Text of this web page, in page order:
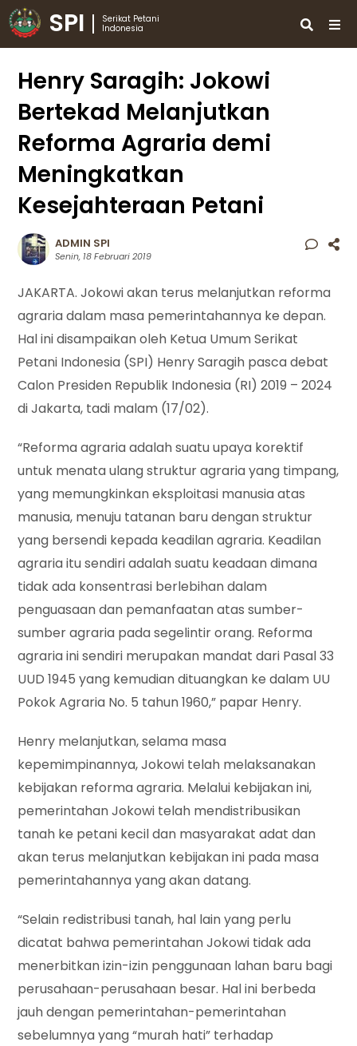
SPI
Serikat Petani
Indonesia
Henry Saragih: Jokowi
Bertekad Melanjutkan
Reforma Agraria demi
Meningkatkan
Kesejahteraan Petani
ADMIN SPI
Senin, 18 Februari 2019
JAKARTA. Jokowi akan terus melanjutkan reforma
agraria dalam masa pemerintahannya ke depan.
Hal ini disampaikan oleh Ketua Umum Serikat
Petani Indonesia (SPI) Henry Saragih pasca debat
Calon Presiden Republik Indonesia (RI) 2019 – 2024
di Jakarta, tadi malam (17/02).
“Reforma agraria adalah suatu upaya korektif
untuk menata ulang struktur agraria yang timpang,
yang memungkinkan eksploitasi manusia atas
manusia, menuju tatanan baru dengan struktur
yang bersendi kepada keadilan agraria. Keadilan
agraria itu sendiri adalah suatu keadaan dimana
tidak ada konsentrasi berlebihan dalam
penguasaan dan pemanfaatan atas sumber-
sumber agraria pada segelintir orang. Reforma
agraria ini sendiri merupakan mandat dari Pasal 33
UUD 1945 yang kemudian dituangkan ke dalam UU
Pokok Agraria No. 5 tahun 1960,” papar Henry.
Henry melanjutkan, selama masa
kepemimpinannya, Jokowi telah melaksanakan
kebijakan reforma agraria. Melalui kebijakan ini,
pemerintahan Jokowi telah mendistribusikan
tanah ke petani kecil dan masyarakat adat dan
akan terus melanjutkan kebijakan ini pada masa
pemerintahannya yang akan datang.
“Selain redistribusi tanah, hal lain yang perlu
dicatat bahwa pemerintahan Jokowi tidak ada
menerbitkan izin-izin penggunaan lahan baru bagi
perusahaan-perusahaan besar. Hal ini berbeda
jauh dengan pemerintahan-pemerintahan
sebelumnya yang “murah hati” terhadap